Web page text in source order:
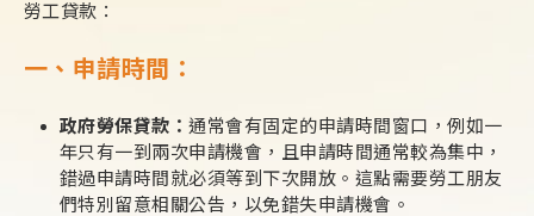
勞工貸款：
一、申請時間：
政府勞保貸款：通常會有固定的申請時間窗口，例如一
年只有一到兩次申請機會，且申請時間通常較為集中，
錯過申請時間就必須等到下次開放。這點需要勞工朋友
們特別留意相關公告，以免錯失申請機會。